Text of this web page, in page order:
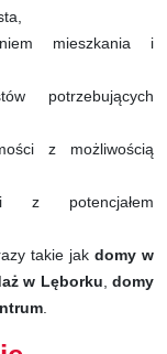
mieszkania i
potrzebujących
z możliwością
z potencjałem
takie jak domy w
w Lęborku domy